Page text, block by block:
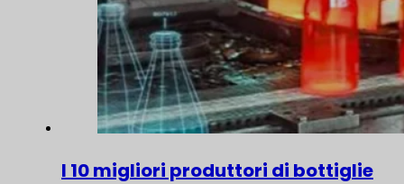
I 10 migliori produttori di bottiglie